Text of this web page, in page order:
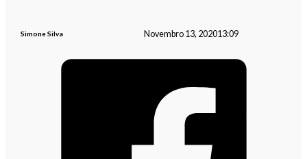
Simone Silva Novembro 13, 202013:09